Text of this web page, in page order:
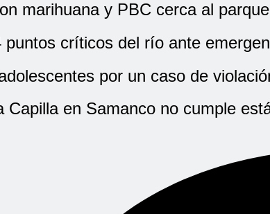
marihuana y PBC cerca al
críticos del río ante
por un caso de
en Samanco no cumple